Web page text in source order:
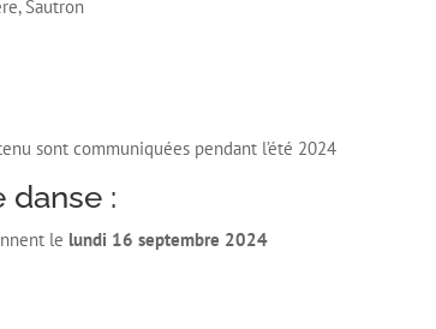
Sautron
sont communiquées pendant l’été 2024
danse :
le lundi 16 septembre 2024